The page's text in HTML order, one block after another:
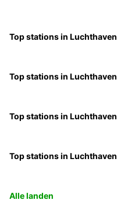
Top stations in Luchthaven
Top stations in Luchthaven
Top stations in Luchthaven
Top stations in Luchthaven
Alle landen